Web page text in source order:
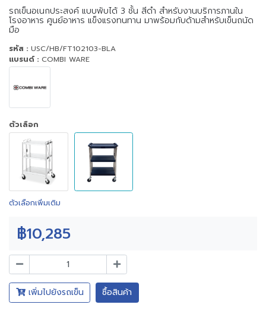
รถเข็นอเนกประสงค์ แบบพับได้ 3 ชั้น สีดำ สำหรับงานบริการภานใน
โรงอาหาร ศูนย์อาหาร แข็งแรงทนทาน มาพร้อมกับด้ามสำหรับเข็นถนัด
มือ
รหัส : USC/HB/FT102103-BLA
แบรนด์ : COMBI WARE
ตัวเลือก
ตัวเลือกเพิ่มเติม
฿10,285
เพิ่มไปยังรถเข็น ซื้อสินค้า